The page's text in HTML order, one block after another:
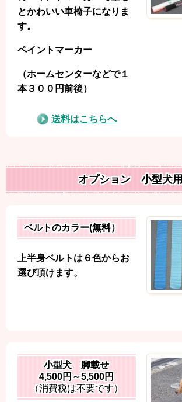
とかわいい車椅子になりま
す。
ペイントマーカー
（ホームセンターなどで１
本３００円前後）
送料はこちらへ
オプション 小型犬用
ベルトのカラー(無料）
上半身ベルトは６色からお
選び頂けます。
小型犬 脚載せ
4,500円～5,500円
（消費税は不要です）